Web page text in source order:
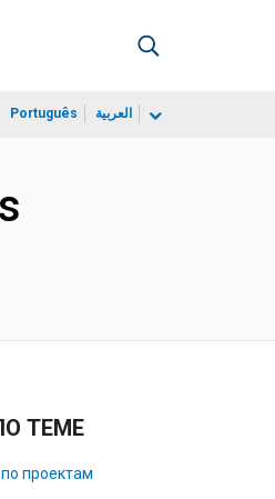
Português العربية
ТЕМЕ
проектам